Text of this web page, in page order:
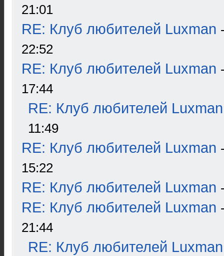
21:01
RE: Клуб любителей Luxman
22:52
RE: Клуб любителей Luxman
17:44
RE: Клуб любителей Luxman
11:49
RE: Клуб любителей Luxman
15:22
RE: Клуб любителей Luxman
RE: Клуб любителей Luxman
21:44
RE: Клуб любителей Luxman